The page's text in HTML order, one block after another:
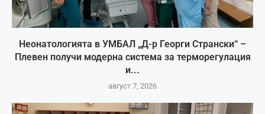
Неонатологията в УМБАЛ „Д-р Георги Странски“ –
Плевен получи модерна система за терморегулация
и...
август 7, 2026